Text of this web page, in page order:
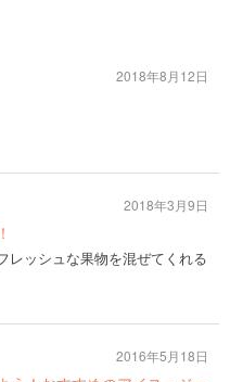
2018年8月12日
レッシュな果物を混ぜてくれる
2018年3月9日
2016年5月18日